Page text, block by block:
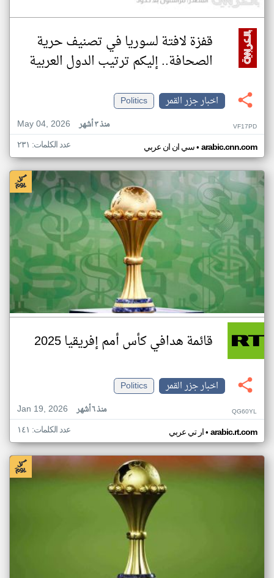
قفزة لافتة لسوريا في تصنيف حرية
الصحافة.. إليكم ترتيب الدول العربية
اخبار جزر القمر
Politics
May 04, 2026
منذ ٣ أشهر VF17PD
سي ان ان عربي• arabic.cnn.com عدد الكلمات: ٢٣١
قائمة هدافي كأس أمم إفريقيا 2025
اخبار جزر القمر
Politics
Jan 19, 2026
منذ ٦ أشهر QG60YL
ار تي عربي• arabic.rt.com عدد الكلمات: ١٤١